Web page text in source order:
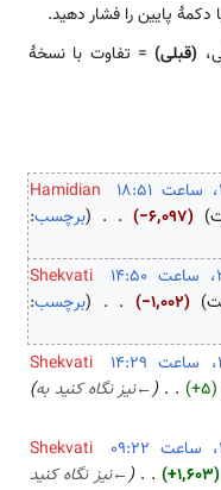
(قبلی)= تفاوت با نسخهٔ
Hamidian
−۶٬۰۹۷
برچسب:
Shekvati
−۱٬۰۰۲
برچسب:
Shekvati
+۵ ←نیز نگاه کنید به
Shekvati
+۱٬۶۰۳ ←نیز نگاه کنید